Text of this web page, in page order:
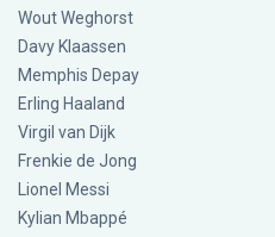
Wout Weghorst
Davy Klaassen
Memphis Depay
Erling Haaland
Virgil van Dijk
Frenkie de Jong
Lionel Messi
Kylian Mbappé